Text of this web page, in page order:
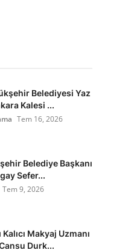
Belediyesi Yaz
Kalesi ...
Tem 16, 2026
Belediye Başkanı
Sefer...
Tem 9, 2026
Makyaj Uzmanı
Durk...